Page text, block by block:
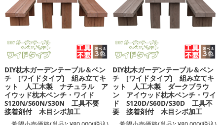
DIY枕木ガーデンテーブル＆ベン
チ [ワイドタイプ] 組み立てキ
ット 人工木製 ナチュラル ア
イウッド枕木ベンチ・ワイド
S120N/S60N/S30N 工具不要
接着剤付 木目シボ加工
DIY枕木ガーデンテーブル＆ベン
チ [ワイドタイプ] 組み立てキ
ット 人工木製 ダークブラウ
ン アイウッド枕木ベンチ・ワイ
ド S120D/S60D/S30D 工具不
要 接着剤付 木目シボ加工